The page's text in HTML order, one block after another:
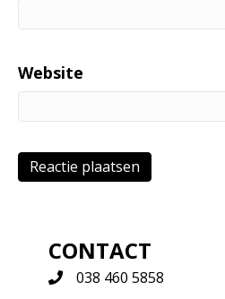
Website
CONTACT
038 460 5858